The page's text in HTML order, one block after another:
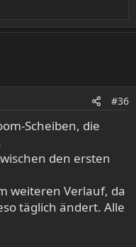
#36
Scheiben, die
den ersten
weiteren Verlauf, da
täglich ändert. Alle